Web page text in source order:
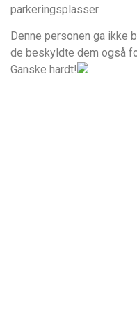
parkeringsplasser.
Denne personen ga ikke
de beskyldte dem også
Ganske hardt!